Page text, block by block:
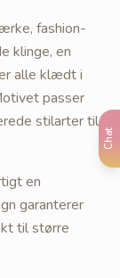
Chat
fashion-
klinge, en
alle klædt i
passer
stilarter til
en
garanterer
til større